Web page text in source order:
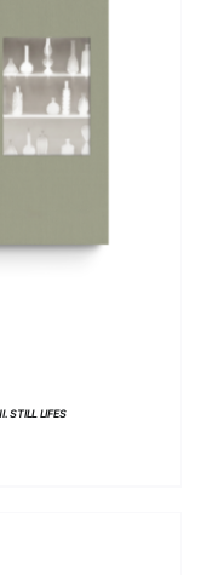
/ DETTAGLI
STILL LIFES